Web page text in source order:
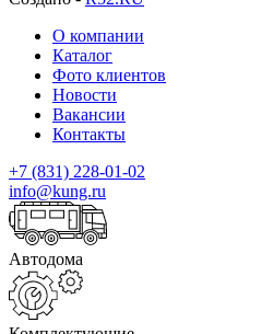
О компании
Каталог
Фото клиентов
Новости
Вакансии
Контакты
+7 (831) 228-01-02
info@kung.ru
Автодома